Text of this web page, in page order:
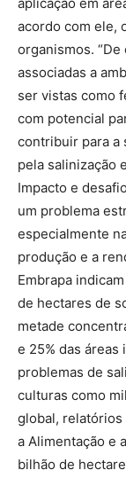
acordo com ele,
organismos.
associadas a
ser vistas como
com potencial
contribuir para a
pela salinização
Impacto e
um problema
especialmente
produção e a
Embrapa
de hectares de
metade
e 25% das áreas
problemas de
culturas como
global, relatórios
a Alimentação e
bilhão de